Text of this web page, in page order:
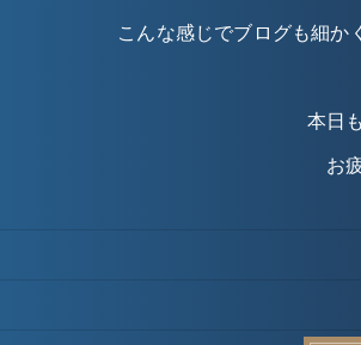
こんな感じでブログも細か
本日
お